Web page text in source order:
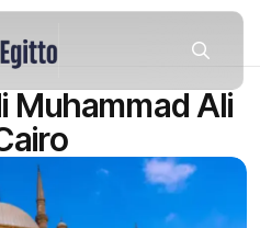
Muhammad Ali